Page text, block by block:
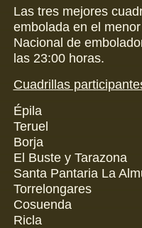
Las tres mejores
embolada en el
Nacional de
las 23:00 horas.
Cuadrillas
Épila
Teruel
Borja
El Buste y Tarazona
Santa Pantaria La
Torrelongares
Cosuenda
Ricla